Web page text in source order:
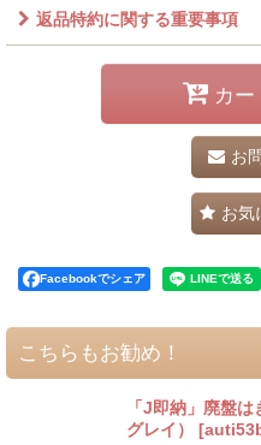
返品特約に関する重要事項
カー
お
お気
Facebookでシェア
こちらもお勧め！
「J即納」廃盤
グレイ）
[